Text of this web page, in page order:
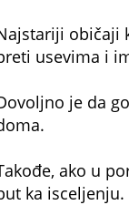
običaji
usevima i
je da
ako u
ka isceljenju.